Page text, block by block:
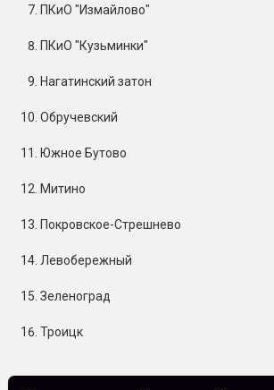
ПКиО "Измайлово"
ПКиО "Кузьминки"
Нагатинский затон
Обручевский
Южное Бутово
Митино
Покровское-Стрешнево
Левобережный
Зеленоград
Троицк